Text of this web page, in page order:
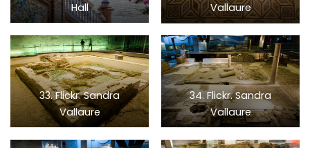
Hall
Vallaure
33. Flickr. Sandra
Vallaure
34. Flickr. Sandra
Vallaure